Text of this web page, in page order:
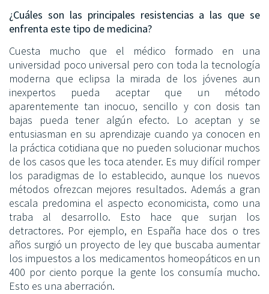
¿Cuáles son las principales resistencias a las que se
enfrenta este tipo de medicina?
Cuesta mucho que el médico formado en una
universidad poco universal pero con toda la tecnología
moderna que eclipsa la mirada de los jóvenes aun
inexpertos pueda aceptar que un método
aparentemente tan inocuo, sencillo y con dosis tan
bajas pueda tener algún efecto. Lo aceptan y se
entusiasman en su aprendizaje cuando ya conocen en
la práctica cotidiana que no pueden solucionar muchos
de los casos que les toca atender. Es muy difícil romper
los paradigmas de lo establecido, aunque los nuevos
métodos ofrezcan mejores resultados. Además a gran
escala predomina el aspecto economicista, como una
traba al desarrollo. Esto hace que surjan los
detractores. Por ejemplo, en España hace dos o tres
años surgió un proyecto de ley que buscaba aumentar
los impuestos a los medicamentos homeopáticos en un
400 por ciento porque la gente los consumía mucho.
Esto es una aberración.